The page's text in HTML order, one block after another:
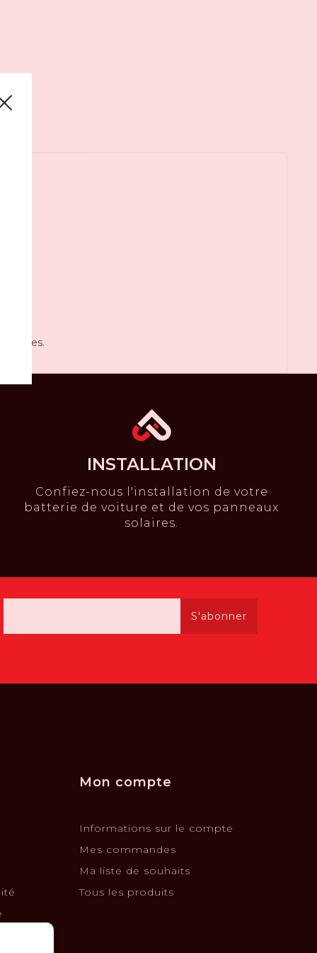
étroites.
INSTALLATION
Confiez-nous l'installation de votre
batterie de voiture et de vos panneaux
solaires.
S'abonner
Mon compte
Informations sur le compte
Mes commandes
Ma liste de souhaits
Tous les produits